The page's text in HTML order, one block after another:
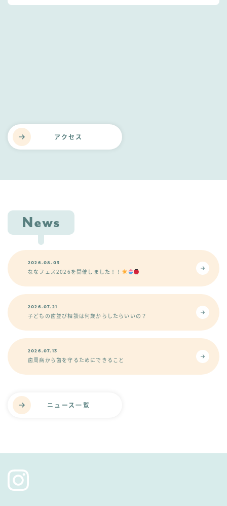
アクセス
News
2026.08.03
ななフェス2026を開催しました！！
2026.07.21
子どもの歯並び相談は何歳からしたらいいの？
2026.07.13
歯周病から歯を守るためにできること
ニュース一覧